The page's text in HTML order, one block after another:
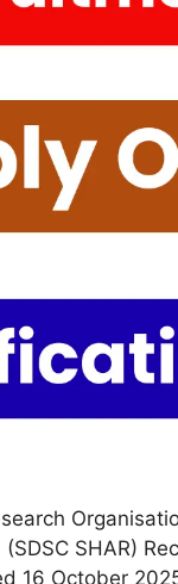
SHAR)
16 October